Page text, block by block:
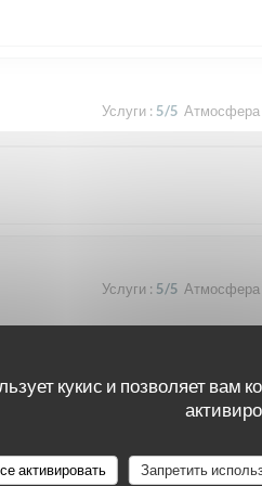
кукис и позволяет вам
активировать Запретить
Услуги: 5/5 Атмосфера
Услуги: 5/5 Атмосфера
Услуги:5/5 Атмосфера